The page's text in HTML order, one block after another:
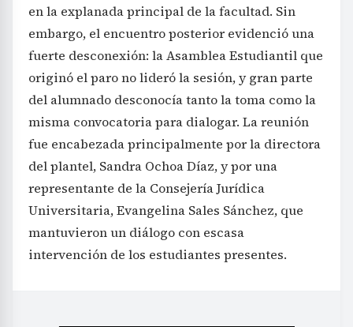
en la explanada principal de la facultad. Sin
embargo, el encuentro posterior evidenció una
fuerte desconexión: la Asamblea Estudiantil que
originó el paro no lideró la sesión, y gran parte
del alumnado desconocía tanto la toma como la
misma convocatoria para dialogar. La reunión
fue encabezada principalmente por la directora
del plantel, Sandra Ochoa Díaz, y por una
representante de la Consejería Jurídica
Universitaria, Evangelina Sales Sánchez, que
mantuvieron un diálogo con escasa
intervención de los estudiantes presentes.